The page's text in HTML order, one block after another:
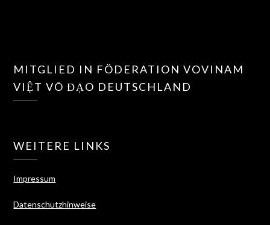
MITGLIED IN FÖDERATION VOVINAM
VIỆT VÕ ĐẠO DEUTSCHLAND
WEITERE LINKS
Impressum
Datenschutzhinweise